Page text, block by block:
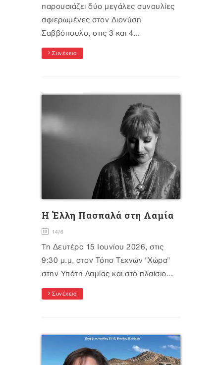
παρουσιάζει δύο μεγάλες συναυλίες
αφιερωμένες στον Διονύση
Σαββόπουλο, στις 3 και 4...
Συνέχεια
H Έλλη Πασπαλά στη Λαμία
14/6
Τη Δευτέρα 15 Ιουνίου 2026, στις
9:30 μ.μ, στον Τόπο Τεχνών "Χώρα"
στην Υπάτη Λαμίας και στο πλαίσιο...
Συνέχεια